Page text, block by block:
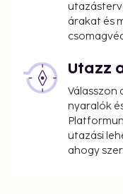
árakat és
Utazz
Válasszon
nyaralók
utazási
ahogy